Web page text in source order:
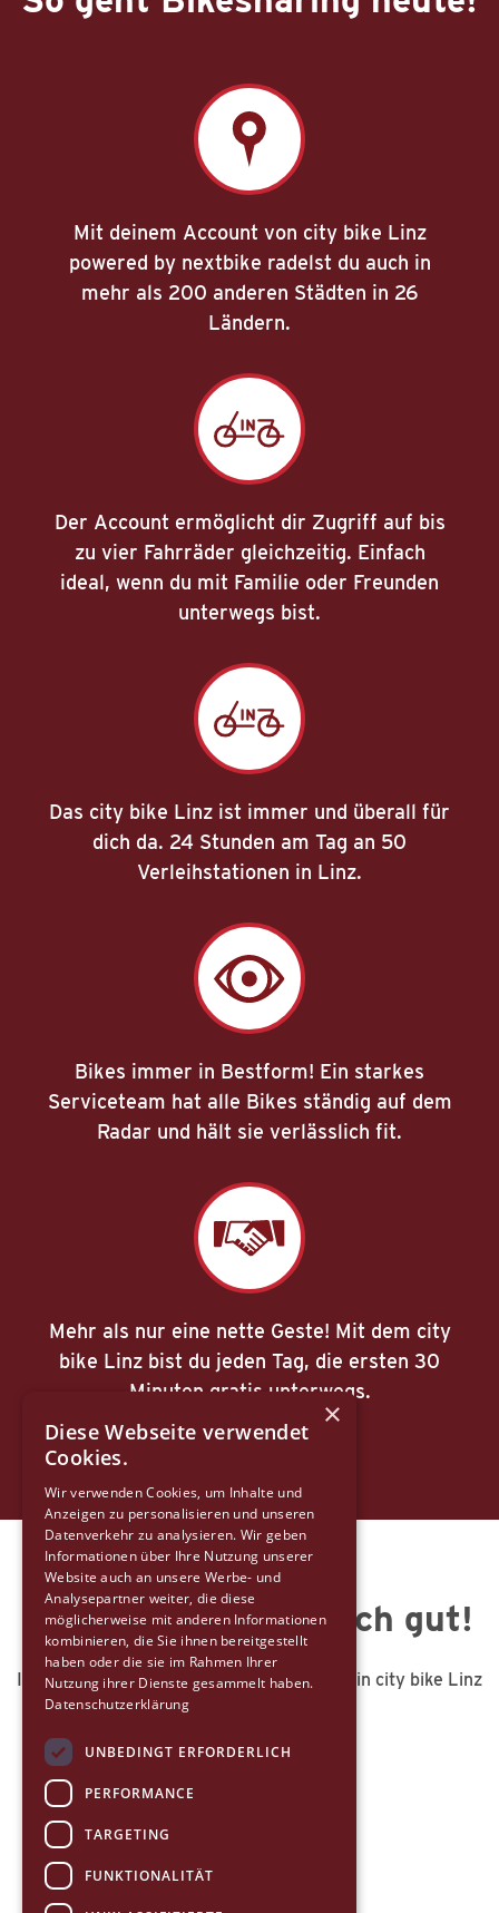
Mit deinem Account von city bike Linz
powered by nextbike radelst du auch in
mehr als 200 anderen Städten in 26
Ländern.
Der Account ermöglicht dir Zugriff auf bis
zu vier Fahrräder gleichzeitig. Einfach
ideal, wenn du mit Familie oder Freunden
unterwegs bist.
Das city bike Linz ist immer und überall für
dich da. 24 Stunden am Tag an 50
Verleihstationen in Linz.
Bikes immer in Bestform! Ein starkes
Serviceteam hat alle Bikes ständig auf dem
Radar und hält sie verlässlich fit.
Mehr als nur eine nette Geste! Mit dem city
bike Linz bist du jeden Tag, die ersten 30
Minuten gratis unterwegs.
Mein city bike find ich gut!
In einer dieser Verleihstationen wartet dein city bike Linz
schon auf dich.
×
Diese Webseite verwendet
Cookies.
Wir verwenden Cookies, um Inhalte und
Anzeigen zu personalisieren und unseren
Datenverkehr zu analysieren. Wir geben
Informationen über Ihre Nutzung unserer
Website auch an unsere Werbe- und
Analysepartner weiter, die diese
möglicherweise mit anderen Informationen
kombinieren, die Sie ihnen bereitgestellt
haben oder die sie im Rahmen Ihrer
Nutzung ihrer Dienste gesammelt haben.
Datenschutzerklärung
UNBEDINGT ERFORDERLICH
PERFORMANCE
TARGETING
FUNKTIONALITÄT